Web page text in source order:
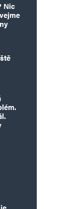
Nic